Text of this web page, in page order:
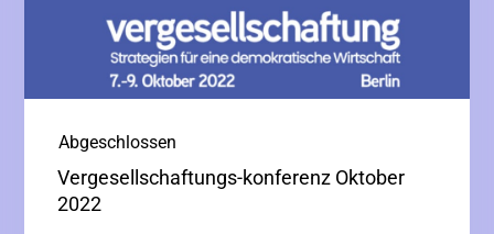
Vergesellschaftungs-konferenz Oktober
2022
|Abgeschlossen